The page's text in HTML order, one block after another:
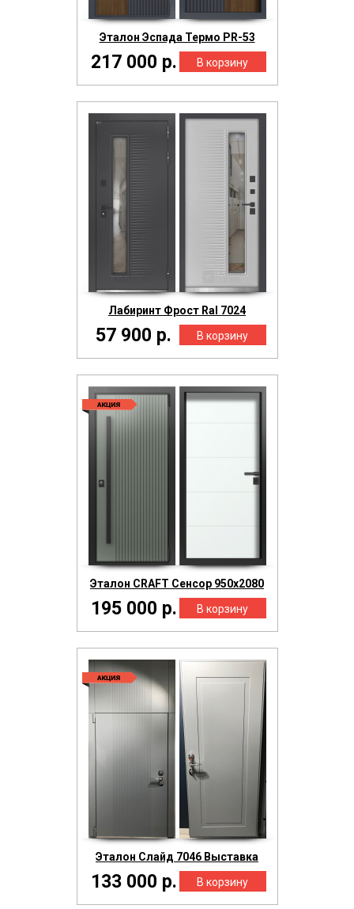
Эталон Эспада Термо PR-53
217 000 р.
Лабиринт Фрост Ral 7024
57 900 р.
Эталон CRAFT Сенсор 950х2080
195 000 р.
Эталон Слайд 7046 Выставка
133 000 р.